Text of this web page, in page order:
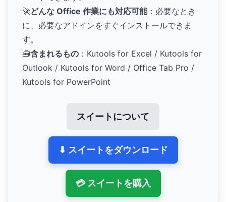
🚀どんな Office 作業にも対応可能：必要なとき
に、必要なアドインをすぐインストールできま
す。
🧰含まれるもの ：Kutools for Excel / Kutools for
Outlook / Kutools for Word / Office Tab Pro /
Kutools for PowerPoint
スイートについて
⬇ スイートをダウンロード
💳 スイートを購入